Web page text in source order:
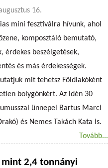
16.
mini fesztiválra hívunk, ahol
komposztáló bemutató,
érdekes beszélgetések,
és más érdekességek.
mit tehetsz Földlakóként
bolygónkért. Az idén 30
ünnepel Bartus Marci
és Nemes Takách Kata is.
Tovább...
mint 2,4 tonnányi